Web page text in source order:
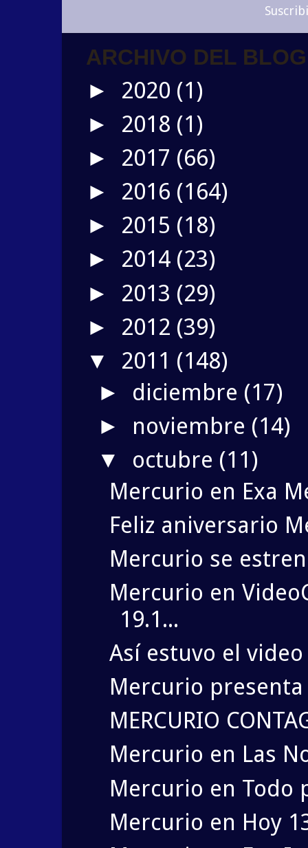
ARCHIVO DEL BLOG
► 2020 (1)
► 2018 (1)
► 2017 (66)
► 2016 (164)
► 2015 (18)
► 2014 (23)
► 2013 (29)
► 2012 (39)
▼ 2011 (148)
► diciembre (17)
► noviembre (14)
▼ octubre (11)
Mercurio en Exa
Feliz aniversario
Mercurio se
Mercurio en
19.1...
Así estuvo el
Mercurio
MERCURIO
Mercurio en Las
Mercurio en Todo
Mercurio en Hoy